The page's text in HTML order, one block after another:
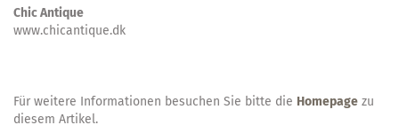
Chic Antique
www.chicantique.dk
Für weitere Informationen besuchen Sie bitte die Homepage zu
diesem Artikel.